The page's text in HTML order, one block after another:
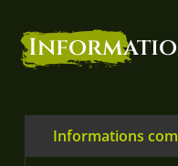
Informations